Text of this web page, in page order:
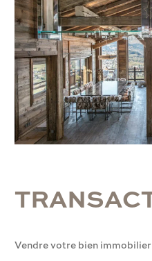
TRANSAC
Vendre votre bien